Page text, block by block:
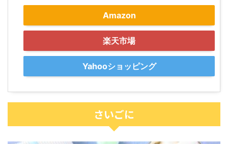
Amazon
楽天市場
Yahooショッピング
さいごに